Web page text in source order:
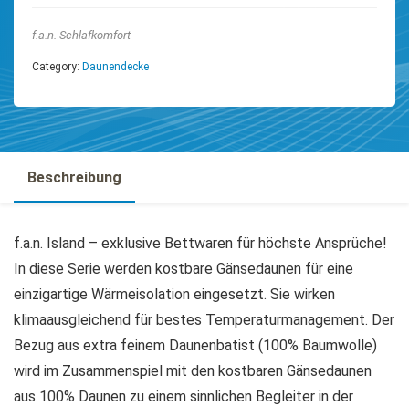
f.a.n. Schlafkomfort
Category: Daunendecke
Beschreibung
f.a.n. Island – exklusive Bettwaren für höchste Ansprüche!
In diese Serie werden kostbare Gänsedaunen für eine
einzigartige Wärmeisolation eingesetzt. Sie wirken
klimaausgleichend für bestes Temperaturmanagement. Der
Bezug aus extra feinem Daunenbatist (100% Baumwolle)
wird im Zusammenspiel mit den kostbaren Gänsedaunen
aus 100% Daunen zu einem sinnlichen Begleiter in der